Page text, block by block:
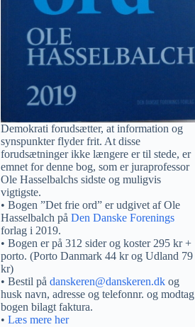
Demokrati forudsætter, at information og
synspunkter flyder frit. At disse
forudsætninger ikke længere er til stede, er
emnet for denne bog, som er juraprofessor
Ole Hasselbalchs sidste og muligvis
vigtigste.
• Bogen ”Det frie ord” er udgivet af Ole
Hasselbalch påDen Danske Forenings
forlag i 2019.
• Bogen er på 312 sider og koster 295 kr +
porto. (Porto Danmark 44 kr og Udland 79
kr)
• Bestil pådanskeren@danskeren.dk og
husk navn, adresse og telefonnr. og modtag
bogen bilagt faktura.
•Læs mere her